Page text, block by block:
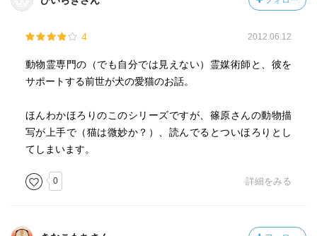
4 2012.06.12
動物霊専門の（でも自分では見えない）霊媒術師と、彼を
サポートする前世が犬の愛猫のお話。
ほんわかほろりのこのシリーズですが、篠原さんの動物描
写が上手で（猫は微妙か？）、読んでるとついほろりとし
てしまいます。
0 詳細をみる